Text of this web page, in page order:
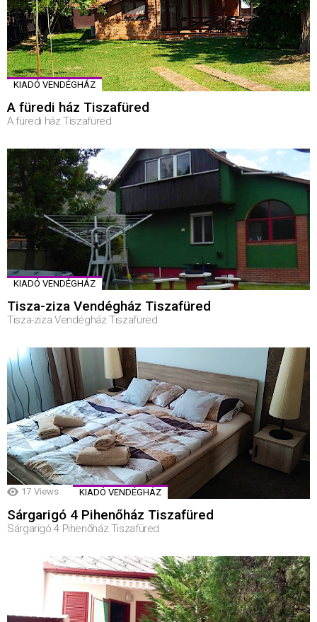
KIADÓ VENDÉGHÁZ
A füredi ház Tiszafüred
A füredi ház Tiszafüred
KIADÓ VENDÉGHÁZ
Tisza-ziza Vendégház Tiszafüred
Tisza-ziza Vendégház Tiszafüred
17 Views KIADÓ VENDÉGHÁZ
Sárgarigó 4 Pihenőház Tiszafüred
Sárgarigó 4 Pihenőház Tiszafüred